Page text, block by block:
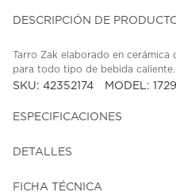
DESCRIPCIÓN DE
Tarro Zak elaborado en
para todo tipo de bebida caliente.
SKU: 42352174 MODEL:
ESPECIFICACIONES
DETALLES
FICHA TÉCNICA